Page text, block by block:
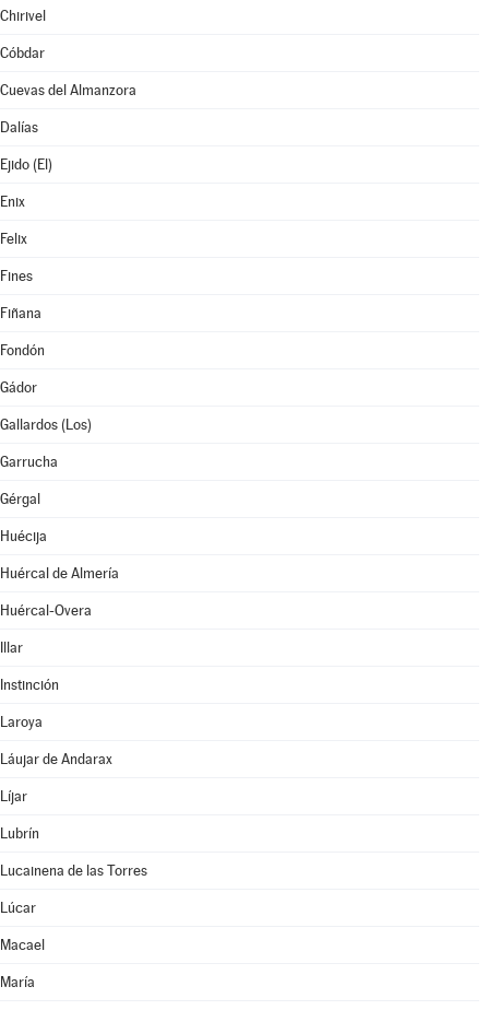
Chirivel
Cóbdar
Cuevas del Almanzora
Dalías
Ejido (El)
Enix
Felix
Fines
Fiñana
Fondón
Gádor
Gallardos (Los)
Garrucha
Gérgal
Huécija
Huércal de Almería
Huércal-Overa
Illar
Instinción
Laroya
Láujar de Andarax
Líjar
Lubrín
Lucainena de las Torres
Lúcar
Macael
María